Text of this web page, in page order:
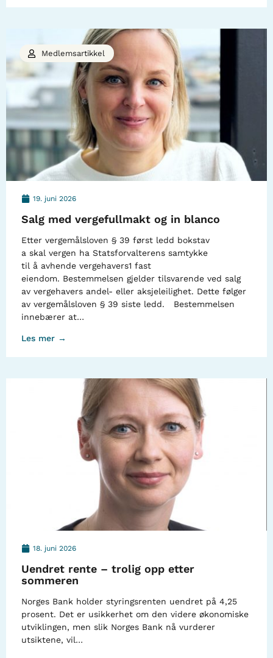
19. juni 2026
Salg med vergefullmakt og in blanco
Etter vergemålsloven § 39 først ledd bokstav
a skal vergen ha Statsforvalterens samtykke
til å avhende vergehavers1 fast
eiendom. Bestemmelsen gjelder tilsvarende ved salg
av vergehavers andel- eller aksjeleilighet. Dette følger
av vergemålsloven § 39 siste ledd. Bestemmelsen
innebærer at…
Les mer →
Medlemsartikkel
18. juni 2026
Uendret rente – trolig opp etter
sommeren
Norges Bank holder styringsrenten uendret på 4,25
prosent. Det er usikkerhet om den videre økonomiske
utviklingen, men slik Norges Bank nå vurderer
utsiktene, vil…